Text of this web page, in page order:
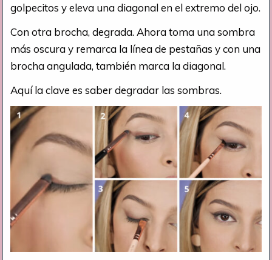
golpecitos y eleva una diagonal en el extremo del ojo.
Con otra brocha, degrada. Ahora toma una sombra
más oscura y remarca la línea de pestañas y con una
brocha angulada, también marca la diagonal.
Aquí la clave es saber degradar las sombras.